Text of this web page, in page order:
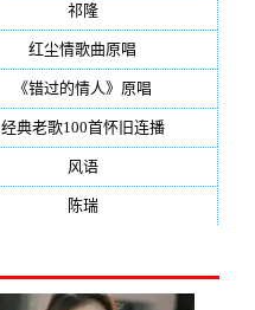
祁隆(188)
红尘情歌曲原唱
《错过的情人》原唱
经典老歌100首怀旧连播(134)
风语(132)
陈瑞(128)